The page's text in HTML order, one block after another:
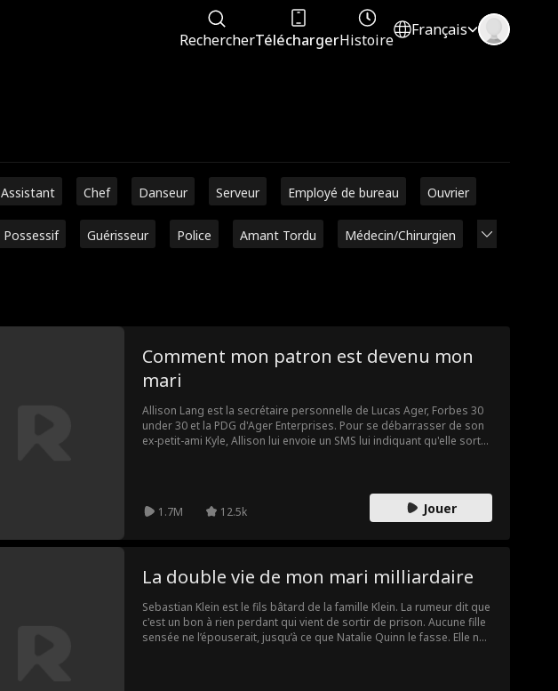
RechercherTéléchargerHistoire
Français
Assistant Chef Danseur Serveur Employé de bureau Ouvrier
Possessif Guérisseur Police Amant Tordu Médecin/Chirurgien
Comment mon patron est devenu mon
mari
Allison Lang est la secrétaire personnelle de Lucas Ager, Forbes 30
under 30 et la PDG d'Ager Enterprises. Pour se débarrasser de son
ex-petit-ami Kyle, Allison lui envoie un SMS lui indiquant qu'elle sort
1.7M 12.5k Jouer
La double vie de mon mari milliardaire
Sebastian Klein est le fils bâtard de la famille Klein. La rumeur dit que
c'est un bon à rien perdant qui vient de sortir de prison. Aucune fille
sensée ne l’épouserait, jusqu’à ce que Natalie Quinn le fasse. Elle ne